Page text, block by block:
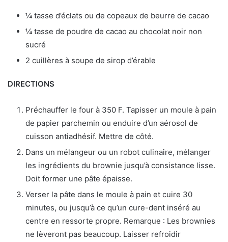
¼ tasse d’éclats ou de copeaux de beurre de cacao
¼ tasse de poudre de cacao au chocolat noir non
sucré
2 cuillères à soupe de sirop d’érable
DIRECTIONS
Préchauffer le four à 350 F. Tapisser un moule à pain
de papier parchemin ou enduire d’un aérosol de
cuisson antiadhésif. Mettre de côté.
Dans un mélangeur ou un robot culinaire, mélanger
les ingrédients du brownie jusqu’à consistance lisse.
Doit former une pâte épaisse.
Verser la pâte dans le moule à pain et cuire 30
minutes, ou jusqu’à ce qu’un cure-dent inséré au
centre en ressorte propre. Remarque : Les brownies
ne lèveront pas beaucoup. Laisser refroidir